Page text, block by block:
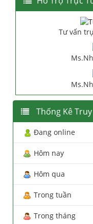
Tư vấn
Thống Kê
Đang online
Hôm nay
Hôm qua
Trong tuần
Trong tháng